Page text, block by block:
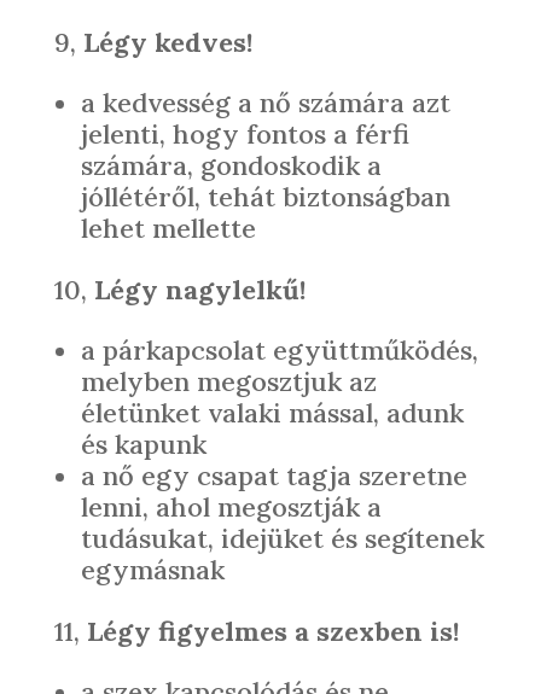
9, Légy kedves!
a kedvesség a nő számára azt
jelenti, hogy fontos a férfi
számára, gondoskodik a
jóllétéről, tehát biztonságban
lehet mellette
10, Légy nagylelkű!
a párkapcsolat együttműködés,
melyben megosztjuk az
életünket valaki mással, adunk
és kapunk
a nő egy csapat tagja szeretne
lenni, ahol megosztják a
tudásukat, idejüket és segítenek
egymásnak
11, Légy figyelmes a szexben is!